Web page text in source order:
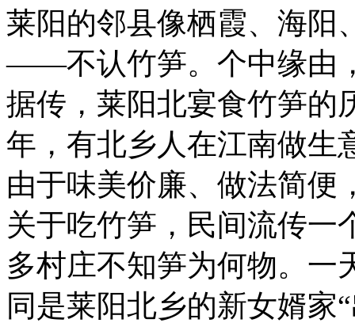
莱阳的邻县像栖霞、海阳
——不认竹笋。个中缘由
据传，莱阳北宴食竹笋的
年，有北乡人在江南做生
由于味美价廉、做法简便
关于吃竹笋，民间流传一
多村庄不知笋为何物。一
同是莱阳北乡的新女婿家